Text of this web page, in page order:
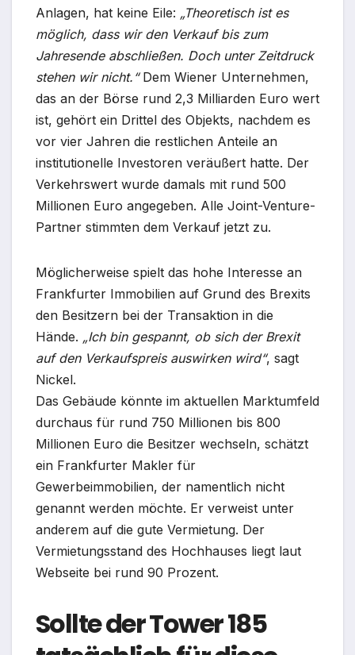
Anlagen, hat keine Eile: „Theoretisch ist es
möglich, dass wir den Verkauf bis zum
Jahresende abschließen. Doch unter Zeitdruck
stehen wir nicht.“Dem Wiener Unternehmen,
das an der Börse rund 2,3 Milliarden Euro wert
ist, gehört ein Drittel des Objekts, nachdem es
vor vier Jahren die restlichen Anteile an
institutionelle Investoren veräußert hatte. Der
Verkehrswert wurde damals mit rund 500
Millionen Euro angegeben. Alle Joint-Venture-
Partner stimmten dem Verkauf jetzt zu.
Möglicherweise spielt das hohe Interesse an
Frankfurter Immobilien auf Grund des Brexits
den Besitzern bei der Transaktion in die
Hände. „Ich bin gespannt, ob sich der Brexit
auf den Verkaufspreis auswirken wird“, sagt
Nickel.
Das Gebäude könnte im aktuellen Marktumfeld
durchaus für rund 750 Millionen bis 800
Millionen Euro die Besitzer wechseln, schätzt
ein Frankfurter Makler für
Gewerbeimmobilien, der namentlich nicht
genannt werden möchte. Er verweist unter
anderem auf die gute Vermietung. Der
Vermietungsstand des Hochhauses liegt laut
Webseite bei rund 90 Prozent.
Sollte der Tower 185